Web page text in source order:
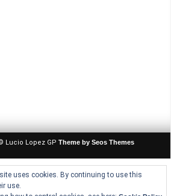
uses cookies. By continuing to use this
use.
Lucio Lopez GP Theme by Seos Themes